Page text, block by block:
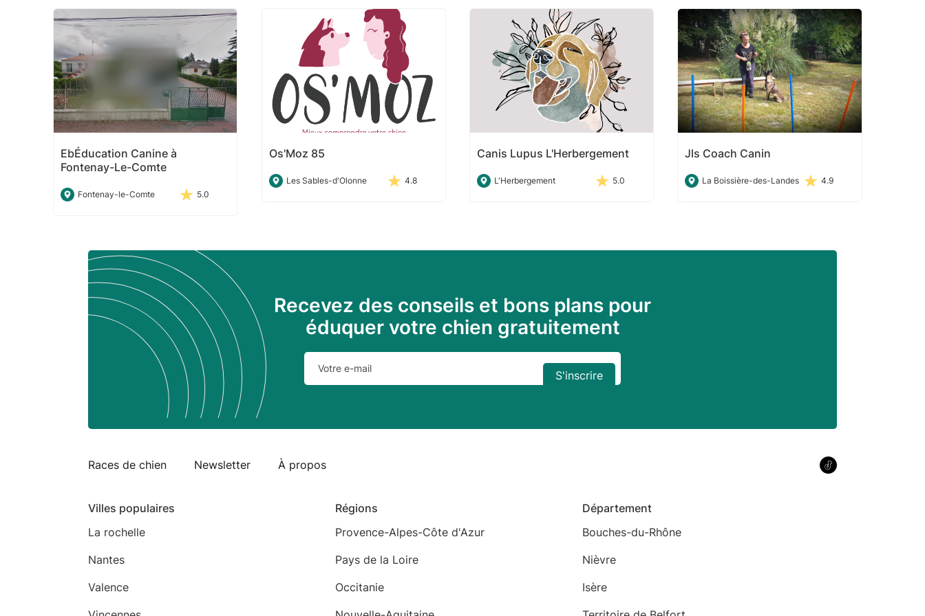
EbÉducation Canine à
Fontenay-Le-Comte
Fontenay-le-Comte 5.0
Os'Moz 85
Les Sables-d'Olonne 4.8
Canis Lupus L'Herbergement
L'Herbergement 5.0
Jls Coach Canin
La Boissière-des-Landes 4.9
Recevez des conseils et bons plans pour
éduquer votre chien gratuitement
Races de chien Newsletter À propos
Villes populaires
La rochelle
Nantes
Valence
Régions
Provence-Alpes-Côte d'Azur
Pays de la Loire
Occitanie
Département
Bouches-du-Rhône
Nièvre
Isère